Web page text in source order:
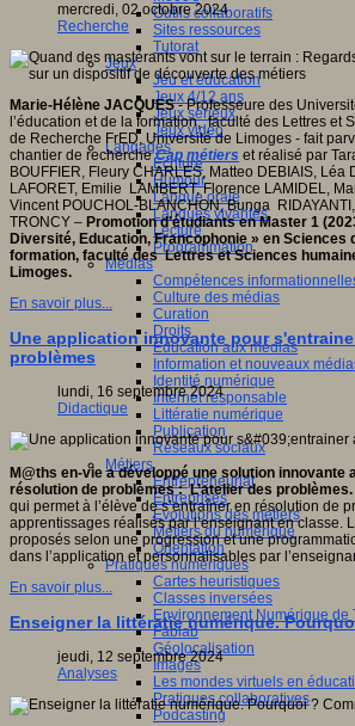
Outils collaboratifs
Sites ressources
Tutorat
Jeux
Jeu et éducation
Jeux 4/12 ans
Jeux sérieux
Jeux vidéo
Langages
Ecriture
Humour
Langue orale
Langues vivantes
Lecture
Programmation
Médias
Compétences
Culture des médias
Curation
Droits
Education aux médias
Information et nouveaux
Identité numérique
Internet responsable
Littératie numérique
Publication
Réseaux sociaux
Métiers
Entrepreneuriat
Entreprises
Evolutions des métiers
Métiers du numérique
Orientation
Pratiques numériques
Cartes heuristiques
Classes inversées
Environnement Numérique de
Fablab
Géolocalisation
Images
Les mondes virtuels en
Pratiques collaboratives
Podcasting
mercredi, 02 octobre 2024
Recherche
Marie-Hélène JACQUES- Professeure des
l’éducation et de la formation, faculté des Lettres et
de Recherche FrED, Université de Limoges - fait
chantier de rechercheCap métiers et réalisé par
BOUFFIER, Fleury CHARLES, Matteo DEBIAIS, Léa
LAFORET, Emilie LAMBERT, Florence LAMIDEL,
Vincent POUCHOL-BLANCHON, Bunga
TRONCY – Promotion d’étudiants en Master 1
Diversité, Education, Francophonie » en Sciences
formation, faculté des Lettres et Sciences
Limoges.
En savoir plus...
Une application innovante pour
problèmes
lundi, 16 septembre 2024
Didactique
M@ths en-vie a développé une solution innovante
résolution de problèmes : L’atelier des problèmes.
qui permet à l’élève de s’entraîner en résolution de
apprentissages réalisés par l’enseignant en classe.
proposés selon une progression et une
dans l’application et personnalisables par
En savoir plus...
Enseigner la littératie numérique.
jeudi, 12 septembre 2024
Analyses